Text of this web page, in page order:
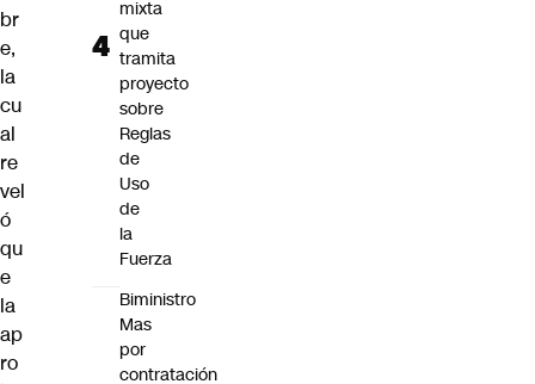
br
e,
la
cu
al
re
vel
ó
qu
e
la
ap
ro
mixta
que
tramita
proyecto
sobre
Reglas
de
Uso
de
la
Fuerza
Biministro
Mas
por
contratación